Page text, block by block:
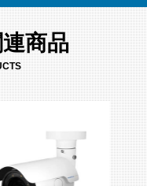
商品